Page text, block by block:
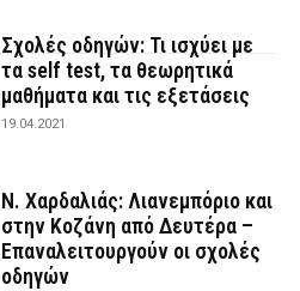
Σχολές οδηγών: Τι ισχύει με
τα self test, τα θεωρητικά
μαθήματα και τις εξετάσεις
19.04.2021
Ν. Χαρδαλιάς: Λιανεμπόριο και
στην Κοζάνη από Δευτέρα –
Επαναλειτουργούν οι σχολές
οδηγών